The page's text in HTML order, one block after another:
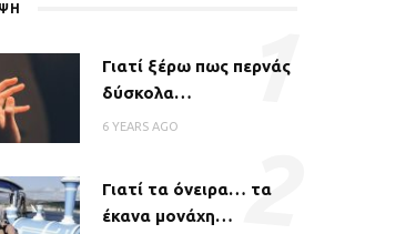
Γιατί ξέρω πως περνάς
δύσκολα…
6 YEARS AGO
1
Γιατί τα όνειρα… τα
έκανα μονάχη… 2